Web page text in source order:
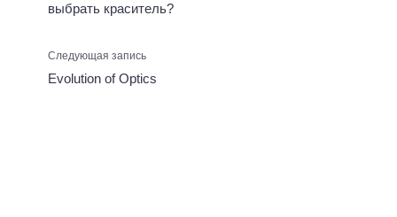
выбрать краситель?
Следующая запись
Evolution of Optics